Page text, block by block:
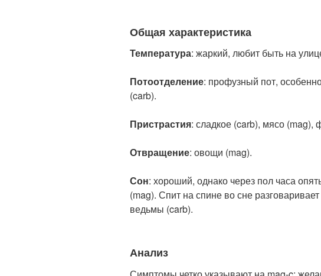
Общая характеристика
Температура: жаркий, любит быть на
Потоотделение: профузный пот,
(carb).
Пристрастия: сладкое (carb), мясо (mag),
Отвращение: овощи (mag).
Сон: хороший, однако через пол часа
(mag). Спит на спине во сне
ведьмы (carb).
Анализ